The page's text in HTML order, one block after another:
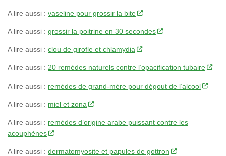
A lire aussi : vaseline pour grossir la bite
A lire aussi : grossir la poitrine en 30 secondes
A lire aussi : clou de girofle et chlamydia
A lire aussi : 20 remèdes naturels contre l’opacification tubaire
A lire aussi : remèdes de grand-mère pour dégout de l’alcool
A lire aussi : miel et zona
A lire aussi : remèdes d’origine arabe puissant contre les
acouphènes
A lire aussi : dermatomyosite et papules de gottron